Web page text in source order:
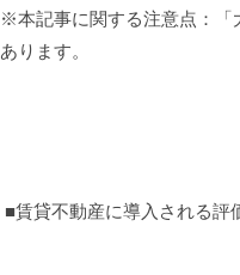
※本記事に関する注意点：「
あります。
■賃貸不動産に導入される